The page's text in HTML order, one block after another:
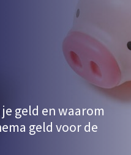
geld en waarom
geld voor de